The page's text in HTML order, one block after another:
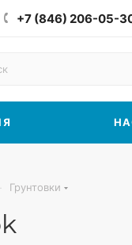
+7 (846) 206-05-
Грунтовки